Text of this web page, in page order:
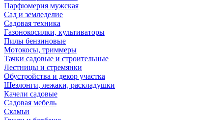
Парфюмерия мужская
Сад и земледелие
Садовая техника
Газонокосилки, культиваторы
Пилы бензиновые
Мотокосы, триммеры
Тачки садовые и строительные
Лестницы и стремянки
Обустройства и декор участка
Шезлонги, лежаки, раскладушки
Качели садовые
Садовая мебель
Скамьи